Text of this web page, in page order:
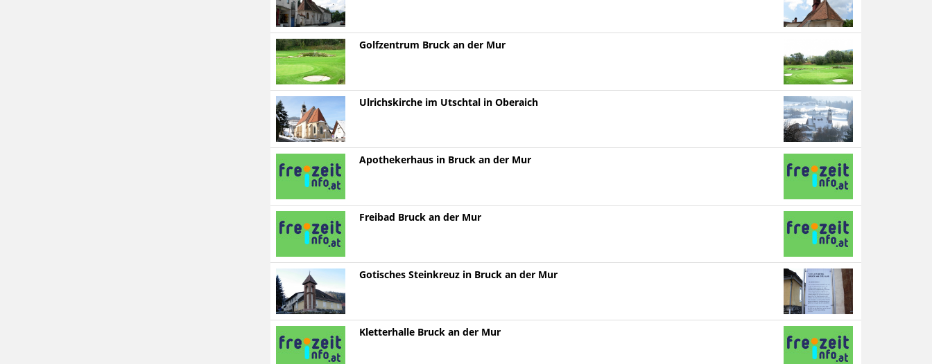
Golfzentrum Bruck an der Mur
Ulrichskirche im Utschtal in Oberaich
Apothekerhaus in Bruck an der Mur
Freibad Bruck an der Mur
Gotisches Steinkreuz in Bruck an der Mur
Kletterhalle Bruck an der Mur